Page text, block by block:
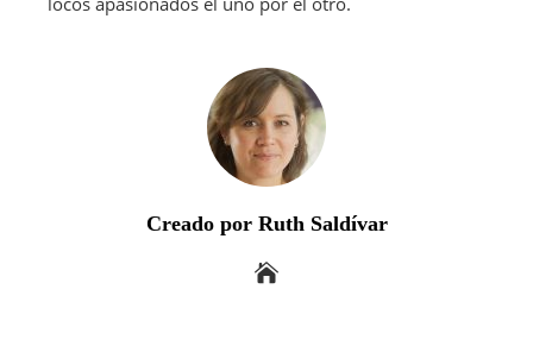
Creado por Ruth Saldívar